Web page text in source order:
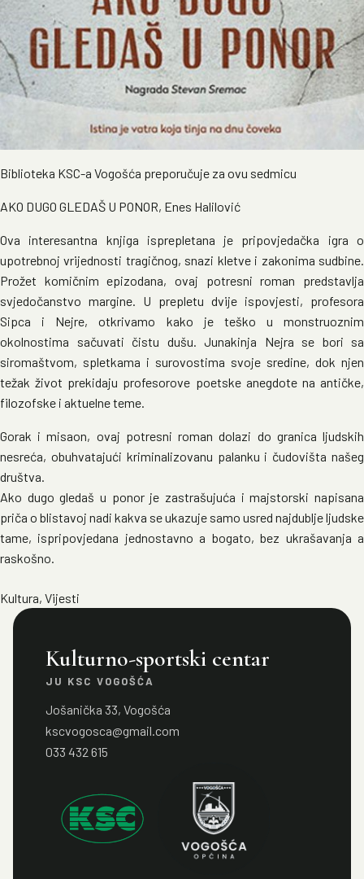
Biblioteka KSC-a Vogošća preporučuje za ovu sedmicu
AKO DUGO GLEDAŠ U PONOR, Enes Halilović
Ova interesantna knjiga isprepletana je pripovjedačka igra o
upotrebnoj vrijednosti tragičnog, snazi kletve i zakonima sudbine.
Prožet komičnim epizodana, ovaj potresni roman predstavlja
svjedočanstvo margine. U prepletu dvije ispovjesti, profesora
Sipca i Nejre, otkrivamo kako je teško u monstruoznim
okolnostima sačuvati čistu dušu. Junakinja Nejra se bori sa
siromaštvom, spletkama i surovostima svoje sredine, dok njen
težak život prekidaju profesorove poetske anegdote na antičke,
filozofske i aktuelne teme.
Gorak i misaon, ovaj potresni roman dolazi do granica ljudskih
nesreća, obuhvatajući kriminalizovanu palanku i čudovišta našeg
društva.
Ako dugo gledaš u ponor je zastrašujuća i majstorski napisana
priča o blistavoj nadi kakva se ukazuje samo usred najdublje ljudske
tame, ispripovjedana jednostavno a bogato, bez ukrašavanja a
raskošno.
Kultura, Vijesti
Kulturno-sportski centar
JU KSC VOGOŠĆA
Jošanička 33, Vogošća
kscvogosca@gmail.com
033 432 615